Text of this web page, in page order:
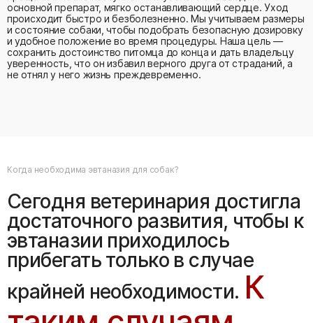
основной препарат, мягко останавливающий сердце. Уход
происходит быстро и безболезненно. Мы учитываем размеры
и состояние собаки, чтобы подобрать безопасную дозировку
и удобное положение во время процедуры. Наша цель —
сохранить достоинство питомца до конца и дать владельцу
уверенность, что он избавил верного друга от страданий, а
не отнял у него жизнь преждевременно.
Когда необходима эвтаназия для собак?
Сегодня ветеринария достигла
достаточного развития, чтобы к
эвтаназии приходилось
прибегать только в случае
крайней необходимости. К